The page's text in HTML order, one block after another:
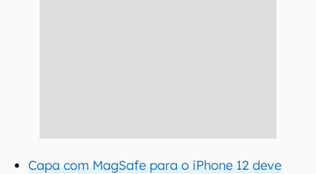
Capa com MagSafe para o iPhone 12 deve